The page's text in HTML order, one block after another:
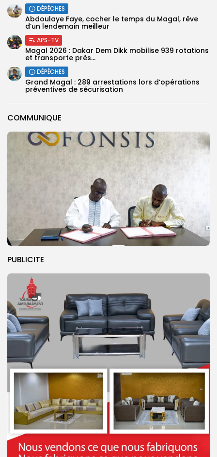
COMMUNIQUE
PUBLICITE
DÉPÊCHES
Abdoulaye Faye, cocher le temps du Magal, rêve
d’un lendemain meilleur
APS-TV
Magal 2026 : Dakar Dem Dikk mobilise 939 rotations
et transporte près...
DÉPÊCHES
Grand Magal : 289 arrestations lors d’opérations
préventives de sécurisation